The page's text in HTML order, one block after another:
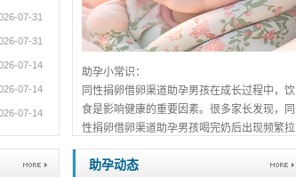
07-31
07-31
07-14
07-14
07-14
助孕小常识：
同性捐卵借卵渠道助孕男孩在成长过程中，饮
食是影响健康的重要因素。很多家长发现，同
性捐卵借卵渠道助孕男孩喝完奶后出现频繁拉
肚子的情况，这不仅让家长担心，也容易影响
同性捐卵借卵渠道助孕男孩的营养吸收和身体
助孕动态